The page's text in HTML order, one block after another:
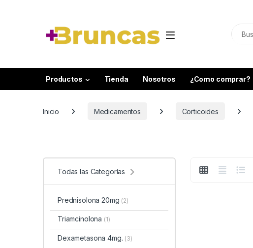
Productos Tienda Nosotros ¿Como comprar?
Inicio Medicamentos Corticoides
Todas las Categorías
Prednisolona 20mg (2)
Triamcinolona (1)
Dexametasona 4mg. (3)